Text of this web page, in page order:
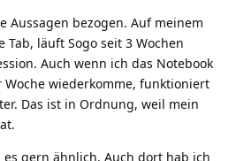
Aussagen bezogen. Auf meinem
Tab, läuft Sogo seit 3 Wochen
Auch wenn ich das Notebook
wiederkomme, funktioniert
Das ist in Ordnung, weil mein
gern ähnlich. Auch dort hab ich